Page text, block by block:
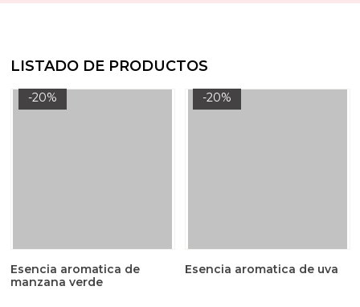
LISTADO DE PRODUCTOS
-20%
Esencia aromatica de
manzana verde
-20%
Esencia aromatica de uva